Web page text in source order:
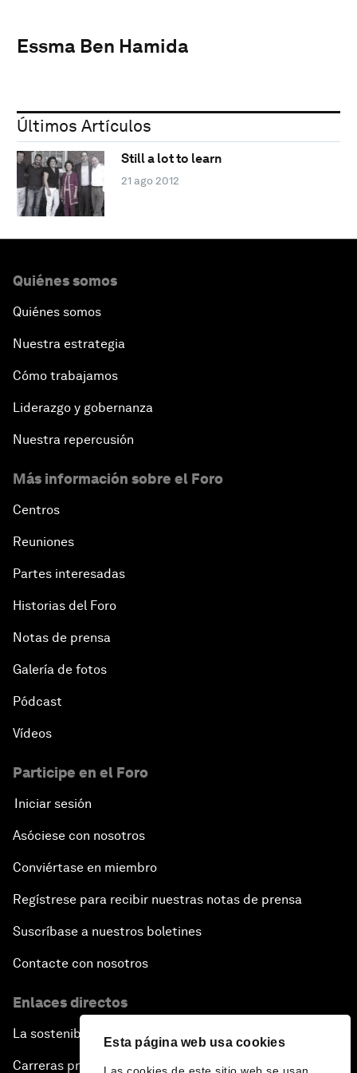
Esta página web usa cookies
Essma Ben Hamida
Últimos Artículos
Still a lot to learn
21 ago 2012
Quiénes somos
Quiénes somos
Nuestra estrategia
Cómo trabajamos
Liderazgo y gobernanza
Nuestra repercusión
Más información sobre el Foro
Centros
Reuniones
Partes interesadas
Historias del Foro
Notas de prensa
Galería de fotos
Pódcast
Vídeos
Participe en el Foro
Iniciar sesión
Asóciese con nosotros
Conviértase en miembro
Regístrese para recibir nuestras notas de prensa
Suscríbase a nuestros boletines
Contacte con nosotros
Enlaces directos
La sostenibilidad en el Foro
Carreras profesionales